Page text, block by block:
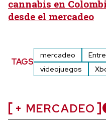
cannabis en
desde el mercadeo
TAGS
mercadeo
videojuegos
+ MERCADEO